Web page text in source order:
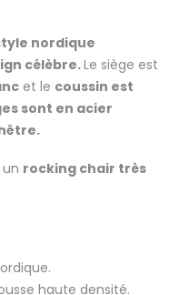
nordique
célèbre.Le siège est
et le coussin est
sont en acier
rocking chair très
haute densité.